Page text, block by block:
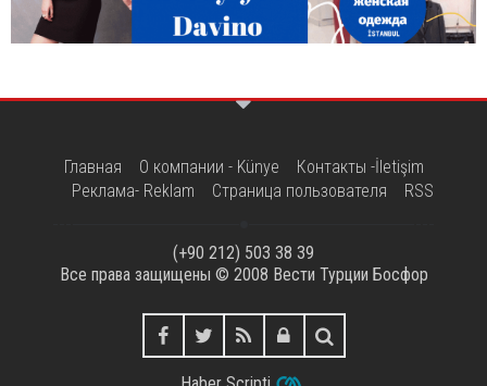
Главная О компании - Künye
Контакты -İletişim
Реклама- Reklam
Страница пользователя RSS
(+90 212) 503 38 39
Все права защищены © 2008 Вести Турции Босфор